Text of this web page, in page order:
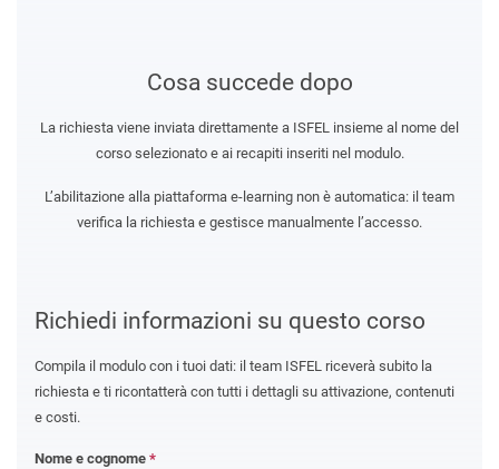
Richiedi informazioni su questo corso
Compila il modulo con i tuoi dati: il team ISFEL riceverà subito la
richiesta e ti ricontatterà con tutti i dettagli su attivazione, contenuti
e costi.
Nome e cognome *
Cosa succede dopo
La richiesta viene inviata direttamente a ISFEL insieme al nome del
corso selezionato e ai recapiti inseriti nel modulo.
L’abilitazione alla piattaforma e-learning non è automatica: il team
verifica la richiesta e gestisce manualmente l’accesso.